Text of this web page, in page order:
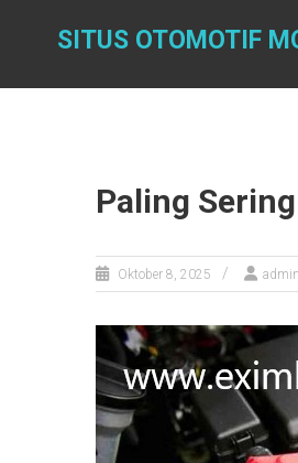
SITUS OTOMOTIF
Paling
Oktober 8, 2025 admin